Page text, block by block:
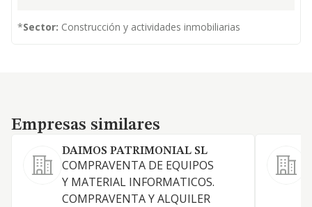
*Sector: Construcción y actividades inmobiliarias
Empresas similares
Empresas similares
DAIMOS PATRIMONIAL SL
COMPRAVENTA DE EQUIPOS
Y MATERIAL INFORMATICOS.
COMPRAVENTA Y ALQUILER